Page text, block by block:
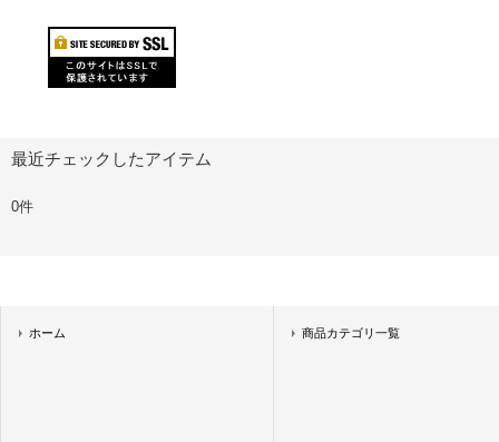
最近チェックしたアイテム
0件
ホーム 商品カテゴリ一覧